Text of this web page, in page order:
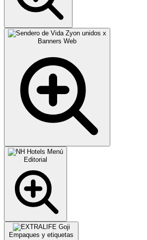
Banners Web
Editorial
Empaques y etiquetas